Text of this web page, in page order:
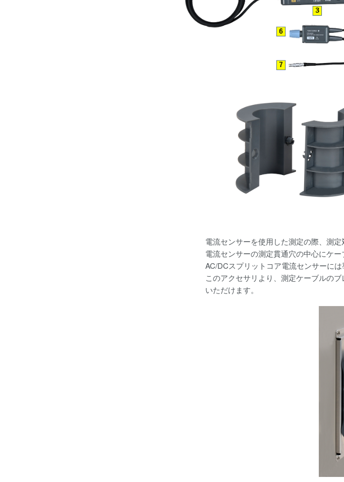
電流センサーを使用した測定の際、測
電流センサーの測定貫通穴の中心にケ
AC/DCスプリットコア電流センサーに
このアクセサリより、測定ケーブルの
いただけます。